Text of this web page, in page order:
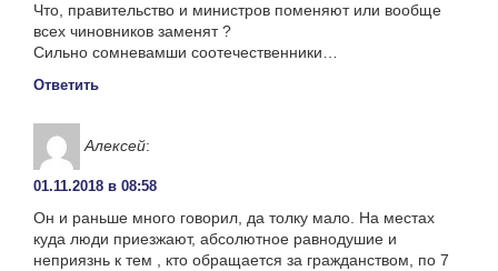
Что, правительство и министров поменяют или вообще
всех чиновников заменят ?
Сильно сомневамши соотечественники…
Ответить
Алексей:
01.11.2018 в 08:58
Он и раньше много говорил, да толку мало. На местах
куда люди приезжают, абсолютное равнодушие и
неприязнь к тем , кто обращается за гражданством, по 7